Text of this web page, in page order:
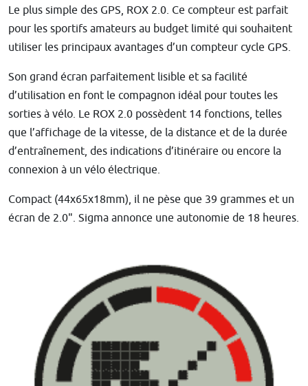
Le plus simple des GPS, ROX 2.0. Ce compteur est parfait
pour les sportifs amateurs au budget limité qui souhaitent
utiliser les principaux avantages d’un compteur cycle GPS.
Son grand écran parfaitement lisible et sa facilité
d’utilisation en font le compagnon idéal pour toutes les
sorties à vélo. Le ROX 2.0 possèdent 14 fonctions, telles
que l’affichage de la vitesse, de la distance et de la durée
d’entraînement, des indications d’itinéraire ou encore la
connexion à un vélo électrique.
Compact (44x65x18mm), il ne pèse que 39 grammes et un
écran de 2.0". Sigma annonce une autonomie de 18 heures.